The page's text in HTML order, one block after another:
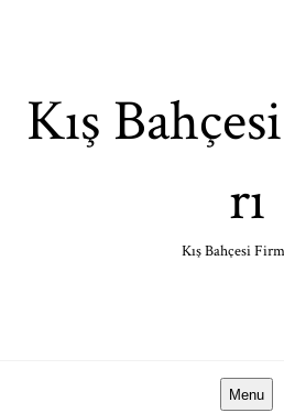
Kış
rı
Kış Bahçesi
Menu